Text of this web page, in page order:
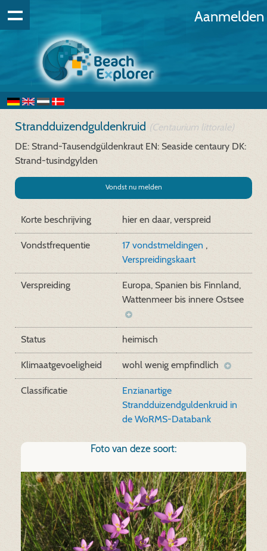
Aanmelden
Strandduizendguldenkruid (Centaurium littorale)
DE: Strand-Tausendgüldenkraut EN: Seaside centaury DK:
Strand-tusindgylden
Vondst nu melden
Korte beschrijving hier en daar, verspreid
Vondstfrequentie 17 vondstmeldingen ,
Verspreidingskaart
Verspreiding
Europa, Spanien bis Finnland,
Wattenmeer bis innere Ostsee
Status heimisch
Klimaatgevoeligheid wohl wenig empfindlich
Classificatie
Enzianartige
Strandduizendguldenkruid in
de WoRMS-Databank
Foto van deze soort: